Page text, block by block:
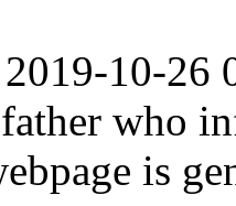
2019-10-26
who
is